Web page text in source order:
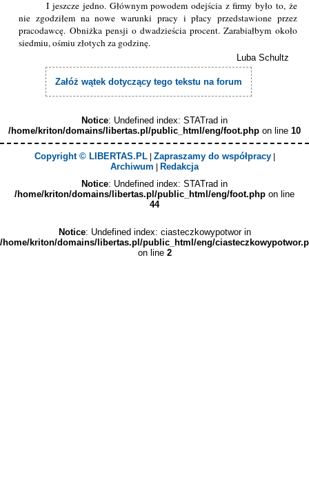
I jeszcze jedno. Głównym powodem odejścia z firmy było to, że
nie zgodziłem na nowe warunki pracy i płacy przedstawione przez
pracodawcę. Obniżka pensji o dwadzieścia procent. Zarabiałbym około
siedmiu, ośmiu złotych za godzinę.
Luba Schultz
Załóż wątek dotyczący tego tekstu na forum
Notice: Undefined index: STATrad in
/home/kriton/domains/libertas.pl/public_html/eng/foot.php on line 10
Copyright © LIBERTAS.PL| Zapraszamy do współpracy|
Archiwum
Redakcja
Notice: Undefined index: STATrad in
/home/kriton/domains/libertas.pl/public_html/eng/foot.php on line
44
Notice: Undefined index: ciasteczkowypotwor in
/home/kriton/domains/libertas.pl/public_html/eng/
on line 2